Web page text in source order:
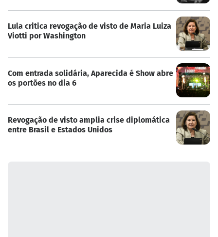
Lula critica revogação de visto de Maria Luiza
Viotti por Washington
Com entrada solidária, Aparecida é Show abre
os portões no dia 6
Revogação de visto amplia crise diplomática
entre Brasil e Estados Unidos